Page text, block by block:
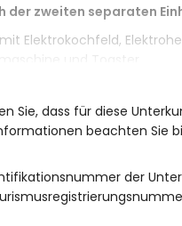
der zweiten separaten
Elektrokochfeld,
eingezäuntes
mit den
Rasen-Garten
Sie, dass für diese
beachten Sie
der